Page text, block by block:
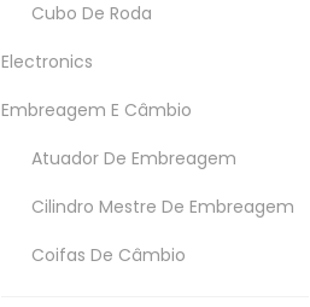
Cubo De Roda
Electronics
Embreagem E Câmbio
Atuador De Embreagem
Cilindro Mestre De Embreagem
Coifas De Câmbio